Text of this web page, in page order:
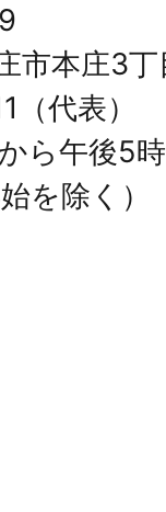
本庄3丁
代表）
ら午後5
を除く）